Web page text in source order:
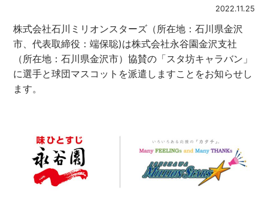
2022.11.25
株式会社石川ミリオンスターズ（所在地：石川県金沢
市、代表取締役：端保聡)は株式会社永谷園金沢支社
（所在地：石川県金沢市）協賛の「スタ坊キャラバン」
に選手と球団マスコットを派遣しますことをお知らせし
ます。